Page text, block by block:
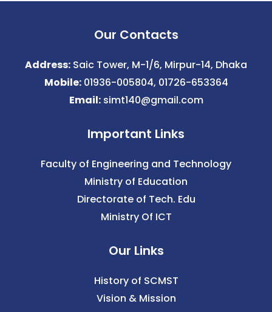
Our Contacts
Address: Saic Tower, M-1/6, Mirpur-14, Dhaka
Mobile:01936-005804, 01726-653364
Email:simt140@gmail.com
Important Links
Faculty of Engineering and Technology
Ministry of Education
Directorate of Tech. Edu
Ministry Of ICT
Our Links
History of SCMST
Vision & Mission